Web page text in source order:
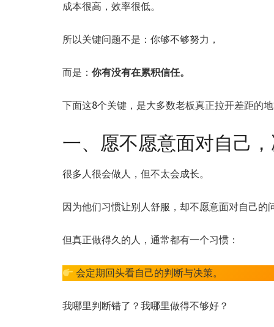
成本很高，效率很低。
所以关键问题不是：你够不够努力，
而是： 你有没有在累积信任。
下面这8个关键，是大多数老板真正拉开差距的
一、愿不愿意面对自己
很多人很会做人，但不太会成长。
因为他们习惯让别人舒服，却不愿意面对自己的
但真正做得久的人，通常都有一个习惯：
会定期回头看自己的判断与决策。
我哪里判断错了？我哪里做得不够好？